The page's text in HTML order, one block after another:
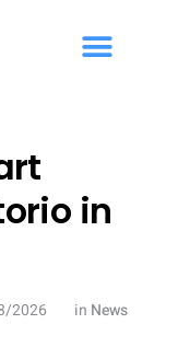
in
2026 in News